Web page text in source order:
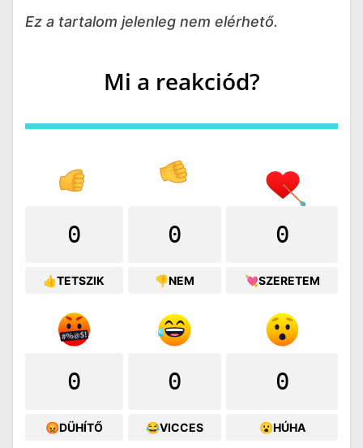
Ez a tartalom jelenleg nem elérhető.
Mi a reakciód?
0
👍TETSZIK
0
👎NEM
0
💘SZERETEM
0
😡DÜHÍTŐ
0
😂VICCES
0
😮HÚHA